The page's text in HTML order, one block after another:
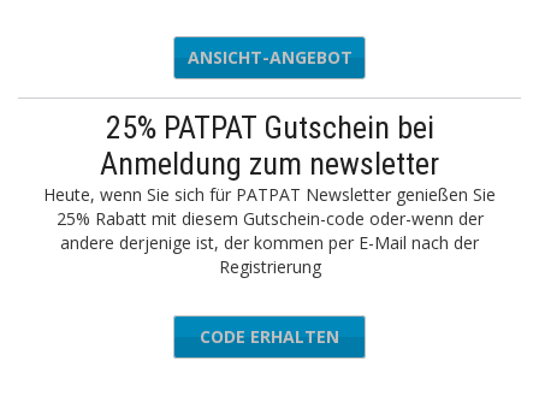
ANSICHT-ANGEBOT
25% PATPAT Gutschein bei
Anmeldung zum newsletter
Heute, wenn Sie sich für PATPAT Newsletter genießen Sie
25% Rabatt mit diesem Gutschein-code oder-wenn der
andere derjenige ist, der kommen per E-Mail nach der
Registrierung
beoszO
CODE ERHALTEN